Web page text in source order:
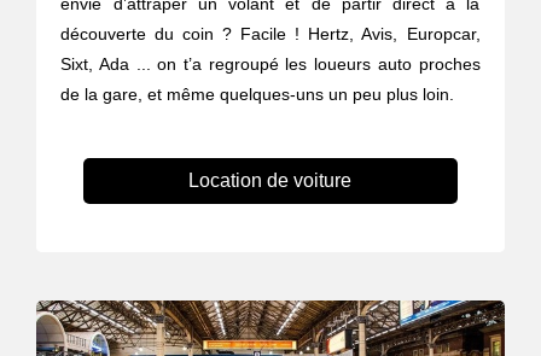
découverte du coin ? Facile ! Hertz, Avis, Europcar,
Sixt, Ada ... on t’a regroupé les loueurs auto proches
de la gare, et même quelques-uns un peu plus loin.
Location de voiture